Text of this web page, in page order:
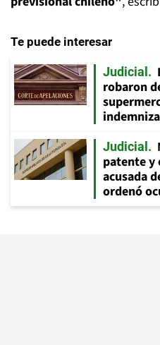
Te puede interesar
Judicial
robaron
Judicial
patente y
acusada
ordenó